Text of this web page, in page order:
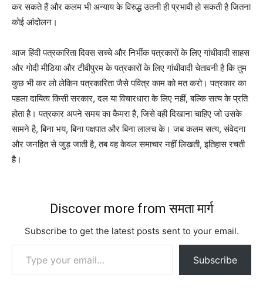
कर सकते हैं और कलम भी अन्याय के विरुद्ध उतनी ही प्रभावी हो सकती है जितना
कोई आंदोलन।
आज हिंदी पत्रकारिता दिवस सच्चे और निर्भीक पत्रकारों के लिए गांधीवादी साहस
और गोदी मीडिया और टीवीपुरम के पत्रकारों के लिए गांधीवादी चेतावनी है कि तुम
कुछ भी कर लो लेकिन पत्रकारिता जैसे पवित्र काम को मत करो। पत्रकार का
पहला दायित्व किसी सरकार, दल या विचारधारा के लिए नहीं, बल्कि सत्य के प्रति
होता है। पत्रकार अपने समय का कैमरा है, जिसे वही दिखाना चाहिए जो उसके
सामने है, बिना भय, बिना पक्षपात और बिना लालच के। जब कलम सत्य, संवेदना
और जनहित से जुड़ जाती है, तब वह केवल समाचार नहीं लिखती, इतिहास रचती
है।
Discover more from समता मार्ग
Subscribe to get the latest posts sent to your email.
Type your email…
Subscribe